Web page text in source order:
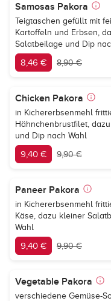
Samosas Pakora
Teigtaschen gefüllt mit
Kartoffeln und Erbsen,
Salatbeilage und Dip
8,46 € 8,90 €
Chicken Pakora
in Kichererbsenmehl
Hähnchenbrustfilet,
und Dip nach Wahl
9,40 € 9,90 €
Paneer Pakora
in Kichererbsenmehl
Käse, dazu kleiner
Wahl
9,40 € 9,90 €
Vegetable Pakora
verschiedene Gemüse-